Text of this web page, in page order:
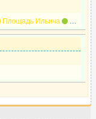
Площадь Ильича Римская